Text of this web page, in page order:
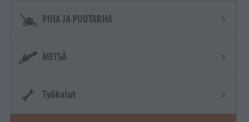
PIHA JA PUUTARHA
METSÄ
Työkalut